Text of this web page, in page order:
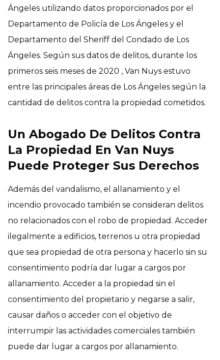
Ángeles utilizando datos proporcionados por el
Departamento de Policía de Los Ángeles y el
Departamento del Sheriff del Condado de Los
Ángeles. Según sus datos de delitos, durante los
primeros seis meses de 2020 , Van Nuys estuvo
entre las principales áreas de Los Ángeles según la
cantidad de delitos contra la propiedad cometidos.
Un Abogado De Delitos Contra
La Propiedad En Van Nuys
Puede Proteger Sus Derechos
Además del vandalismo, el allanamiento y el
incendio provocado también se consideran delitos
no relacionados con el robo de propiedad. Acceder
ilegalmente a edificios, terrenos u otra propiedad
que sea propiedad de otra persona y hacerlo sin su
consentimiento podría dar lugar a cargos por
allanamiento. Acceder a la propiedad sin el
consentimiento del propietario y negarse a salir,
causar daños o acceder con el objetivo de
interrumpir las actividades comerciales también
puede dar lugar a cargos por allanamiento.